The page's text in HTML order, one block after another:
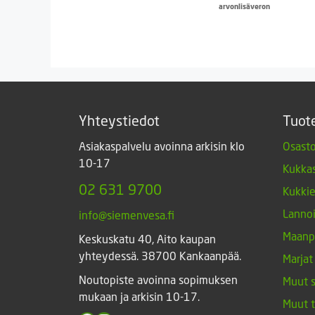
arvonlisäveron
Yhteystiedot
Asiakaspalvelu avoinna arkisin klo
10-17
02 631 9700
info@siemenvesa.fi
Keskuskatu 40, Aito kaupan
yhteydessä. 38700 Kankaanpää.
Noutopiste avoinna sopimuksen
mukaan ja arkisin 10-17.
Muut
Muut